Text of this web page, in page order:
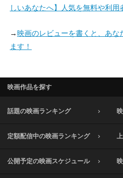
しいあなたへ】人気を無料や利
→映画のレビューを書くと、あな
ます！
映画作品を探す
話題の映画ランキング
定額配信中の映画ランキング
公開予定の映画スケジュール